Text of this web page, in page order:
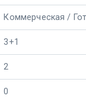
Коммерческая /
3+1
2
0